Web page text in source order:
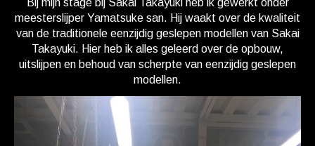
meesterslijper Yamatsuke san. Hij waakt over de kwaliteit
van de traditionele eenzijdig geslepen modellen van Sakai
Takayuki. Hier heb ik alles geleerd over de opbouw,
uitslijpen en behoud van scherpte van eenzijdig geslepen
modellen.